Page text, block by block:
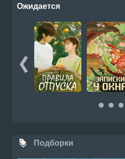
Ожидается
Подборки